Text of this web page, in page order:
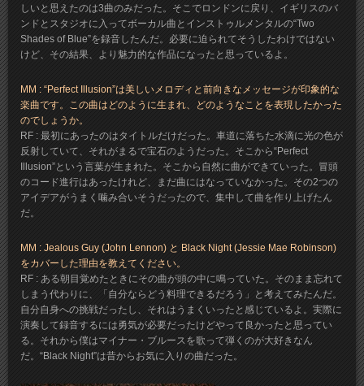
しいと思えたのは3曲のみだった。そこでロンドンに戻り、イギリスのバ
ンドとスタジオに入ってボーカル曲とインストゥルメンタルの“Two
Shades of Blue”を録音したんだ。必要に迫られてそうしたわけではない
けど、その結果、より魅力的な作品になったと思っているよ。
MM : “Perfect Illusion”は美しいメロディと前向きなメッセージが印象的な
楽曲です。この曲はどのように生まれ、どのようなことを表現したかった
のでしょうか。
RF : 最初にあったのはタイトルだけだった。車道に落ちた水滴に光の色が
反射していて、それがまるで宝石のようだった。そこから“Perfect
Illusion”という言葉が生まれた。そこから自然に曲ができていった。冒頭
のコード進行はあったけれど、まだ曲にはなっていなかった。その2つの
アイデアがうまく噛み合いそうだったので、集中して曲を作り上げたん
だ。
MM : Jealous Guy (John Lennon) と Black Night (Jessie Mae Robinson)
をカバーした理由を教えてください。
RF : ある朝目覚めたときにその曲が頭の中に鳴っていた。そのまま忘れて
しまう代わりに、「自分ならどう料理できるだろう」と考えてみたんだ。
自分自身への挑戦だったし、それはうまくいったと感じているよ。実際に
演奏して録音するには勇気が必要だったけどやって良かったと思ってい
る。それから僕はマイナー・ブルースを歌って弾くのが大好きなん
だ。“Black Night”は昔からお気に入りの曲だった。